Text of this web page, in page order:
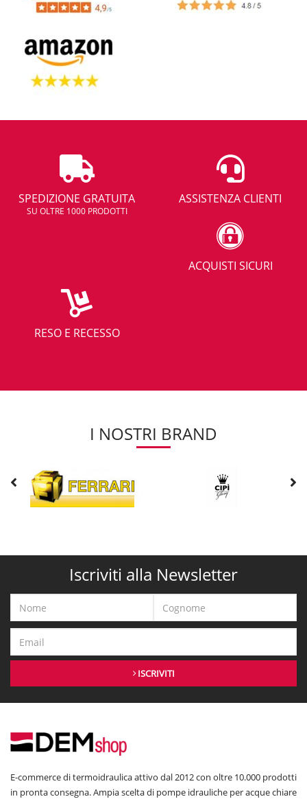
SPEDIZIONE GRATUITA
SU OLTRE 1000 PRODOTTI
ASSISTENZA CLIENTI
ACQUISTI SICURI
RESO E RECESSO
I NOSTRI BRAND
Iscriviti alla Newsletter
ISCRIVITI
E-commerce di termoidraulica attivo dal 2012 con oltre 10.000 prodotti
in pronta consegna. Ampia scelta di pompe idrauliche per acque chiare